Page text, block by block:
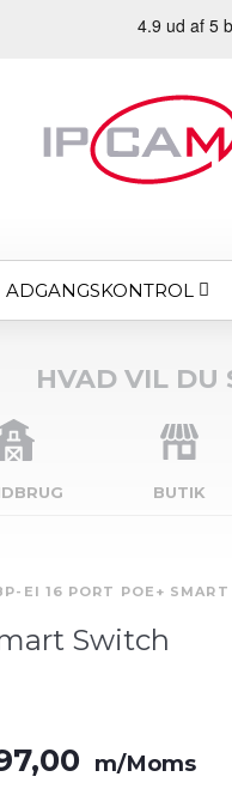
ADGANGSKONTROL
HVAD VIL DU
BUTIK
EI 16 PORT POE+
Switch
m/Moms